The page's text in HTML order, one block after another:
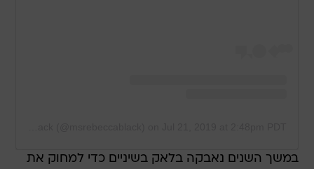
במשך השנים נאבקה בלאק בשיניים כדי למחוק את